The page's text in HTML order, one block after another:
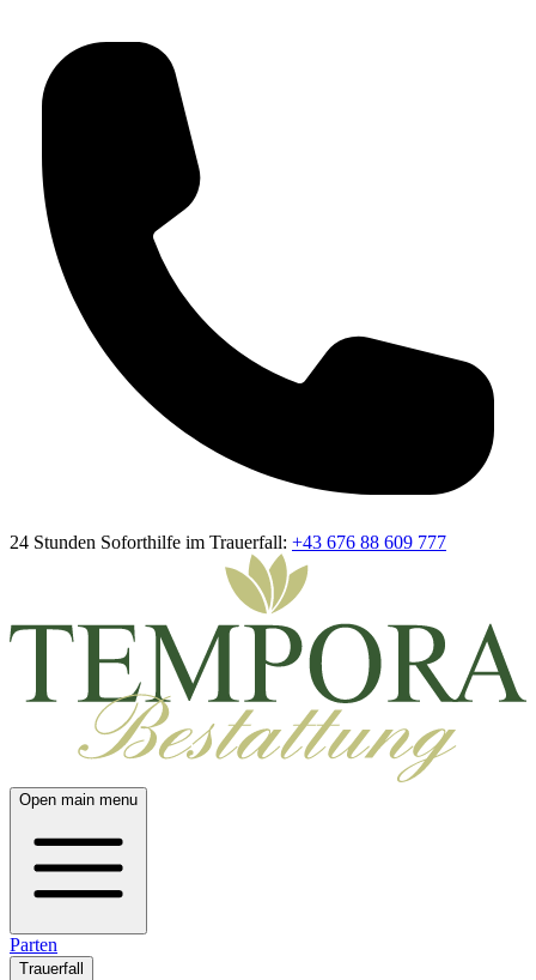
24 Stunden Soforthilfe im Trauerfall: +43 676 88 609 777
Open main menu
Parten
Trauerfall